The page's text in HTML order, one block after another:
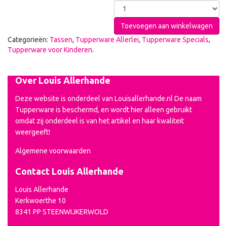
Toevoegen aan winkelwagen
Categorieën: Tassen, Tupperware Allerlei, Tupperware Specials,
Tupperware voor Kinderen.
Over Louis Allerhande
Deze website is onderdeel van Louisallerhande.nl De naam
Tupperware is beschermd, en wordt hier alleen gebruikt
omdat zij onderdeel is van het artikel en haar kwaliteit
weergeeft!
Algemene voorwaarden
Contact Louis Allerhande
Louis Allerhande
Kerkwoerthe 10
8341 PP STEENWIJKERWOLD